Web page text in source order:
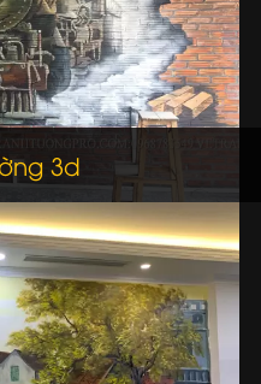
3D
3d